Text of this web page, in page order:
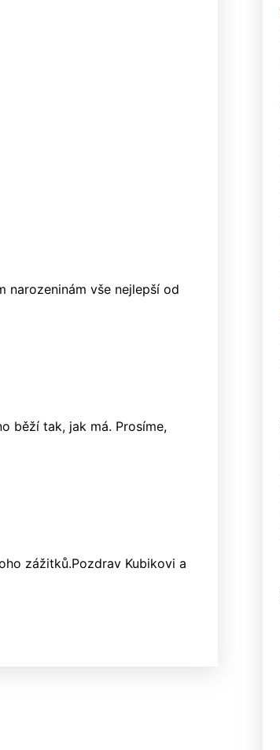
vše nejlepší od
běží tak, jak má. Prosíme,
zážitků.Pozdrav Kubikovi a